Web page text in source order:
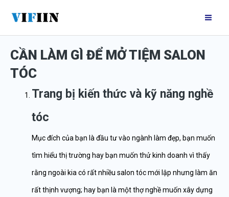
nội
dungCẦN LÀM GÌ ĐỂ MỞ TIỆM SALON
TÓC
Trang bị kiến thức và kỹ năng nghề
tóc
Mục đích của bạn là đầu tư vào ngành làm đẹp, bạn muốn
tìm hiểu thị trường hay bạn muốn thử kinh doanh vì thấy
rằng ngoài kia có rất nhiều salon tóc mới lập nhưng làm ăn
rất thịnh vượng; hay bạn là một thợ nghề muốn xây dựng